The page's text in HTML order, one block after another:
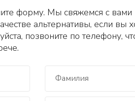
форму. Мы свяжемся с вами
альтернативы, если вы
позвоните по телефону,